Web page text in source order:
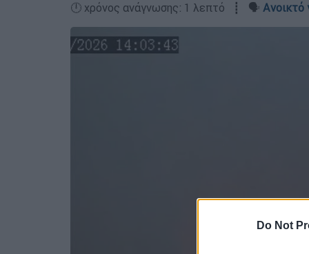
Do Not
🕛 χρόνος ανάγνωσης: 1 λεπτό ┋ 🗣️ Ανοικτό